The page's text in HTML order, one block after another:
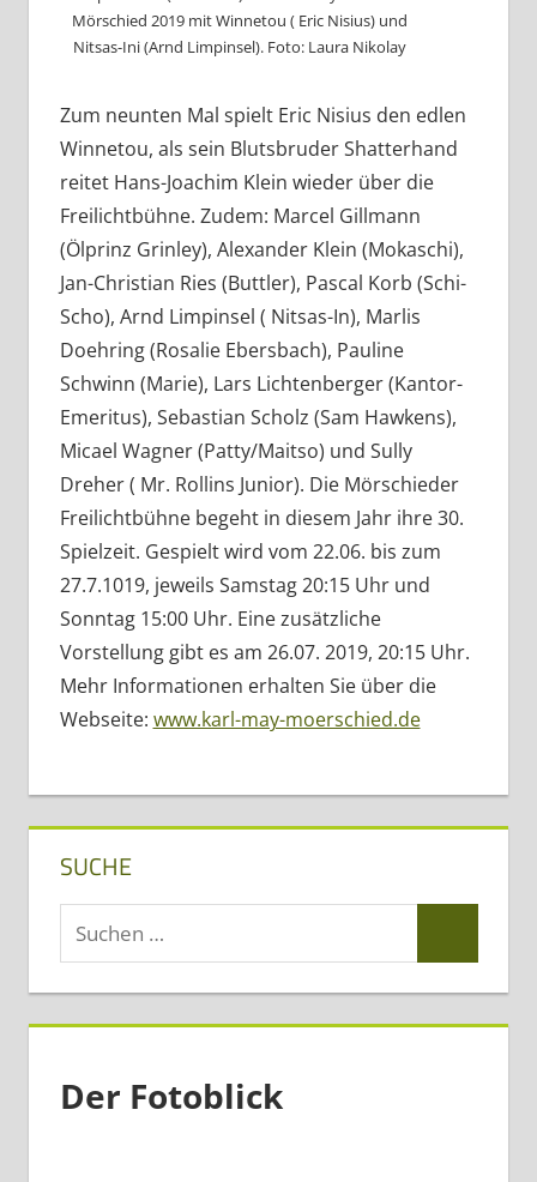
Mörschied 2019 mit Winnetou ( Eric Nisius) und
Nitsas-Ini (Arnd Limpinsel). Foto: Laura Nikolay
Zum neunten Mal spielt Eric Nisius den edlen
Winnetou, als sein Blutsbruder Shatterhand
reitet Hans-Joachim Klein wieder über die
Freilichtbühne. Zudem: Marcel Gillmann
(Ölprinz Grinley), Alexander Klein (Mokaschi),
Jan-Christian Ries (Buttler), Pascal Korb (Schi-
Scho), Arnd Limpinsel ( Nitsas-In), Marlis
Doehring (Rosalie Ebersbach), Pauline
Schwinn (Marie), Lars Lichtenberger (Kantor-
Emeritus), Sebastian Scholz (Sam Hawkens),
Micael Wagner (Patty/Maitso) und Sully
Dreher ( Mr. Rollins Junior). Die Mörschieder
Freilichtbühne begeht in diesem Jahr ihre 30.
Spielzeit. Gespielt wird vom 22.06. bis zum
27.7.1019, jeweils Samstag 20:15 Uhr und
Sonntag 15:00 Uhr. Eine zusätzliche
Vorstellung gibt es am 26.07. 2019, 20:15 Uhr.
Mehr Informationen erhalten Sie über die
Webseite: www.karl-may-moerschied.de
SUCHE
Suchen
nach:
Der Fotoblick